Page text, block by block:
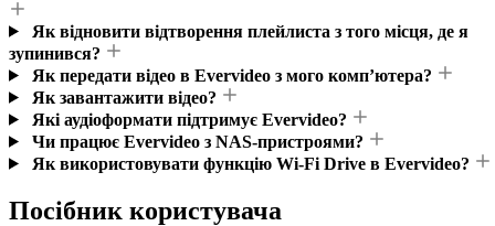
Як відновити відтворення плейлиста з того місця, де я
зупинився?
Як передати відео в Evervideo з мого комп’ютера?
Як завантажити відео?
Які аудіоформати підтримує Evervideo?
Чи працює Evervideo з NAS-пристроями?
Як використовувати функцію Wi-Fi Drive в Evervideo?
Посібник користувача